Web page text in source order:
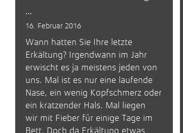
…
16. Februar 2016
Wann hatten Sie Ihre letzte
Erkältung? Irgendwann im Jahr
erwischt es ja meistens jeden von
uns. Mal ist es nur eine laufende
Nase, ein wenig Kopfschmerz oder
ein kratzender Hals. Mal liegen
wir mit Fieber für einige Tage im
Bett. Doch da Erkältung etwas